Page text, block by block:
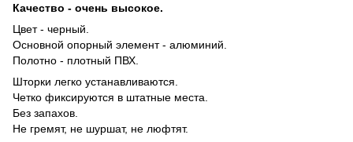
Качество - очень высокое.
Цвeт - черный.
Основной опорный элемент - алюминий.
Полотно - плотный ПВХ.
Шторки легко устанавливаются.
Четко фиксируются в штатные места.
Без запахов.
Не гремят, не шуршат, не люфтят.